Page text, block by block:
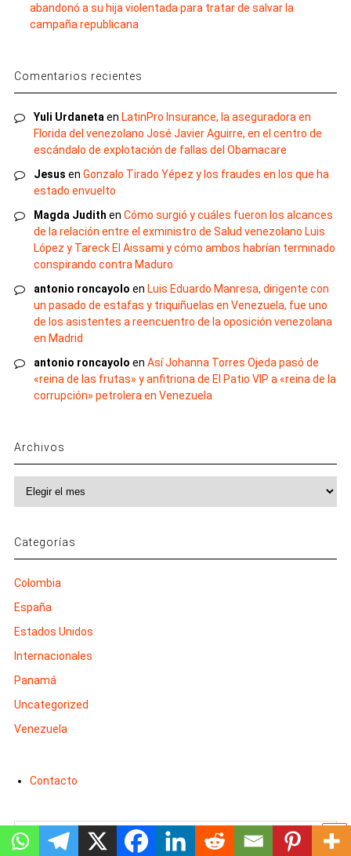
abandonó a su hija violentada para tratar de salvar la
campaña republicana
Comentarios recientes
Yuli Urdaneta en LatinPro Insurance, la aseguradora en
Florida del venezolano José Javier Aguirre, en el centro de
escándalo de explotación de fallas del Obamacare
Jesus en Gonzalo Tirado Yépez y los fraudes en los que ha
estado envuelto
Magda Judith en Cómo surgió y cuáles fueron los alcances
de la relación entre el exministro de Salud venezolano Luis
López y Tareck El Aissami y cómo ambos habrían terminado
conspirando contra Maduro
antonio roncayolo en Luis Eduardo Manresa, dirigente con
un pasado de estafas y triquiñuelas en Venezuela, fue uno
de los asistentes a reencuentro de la oposición venezolana
en Madrid
antonio roncayolo en Así Johanna Torres Ojeda pasó de
«reina de las frutas» y anfitriona de El Patio VIP a «reina de la
corrupción» petrolera en Venezuela
Archivos
Categorías
Colombia
España
Estados Unidos
Internacionales
Panamá
Uncategorized
Venezuela
Contacto